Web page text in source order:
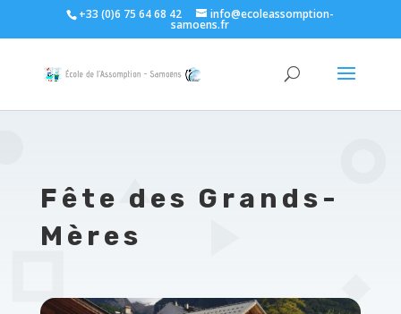
+33 (0)6 75 64 68 42 info@ecoleassomption-
samoens.fr
Fête des Grands-
Mères